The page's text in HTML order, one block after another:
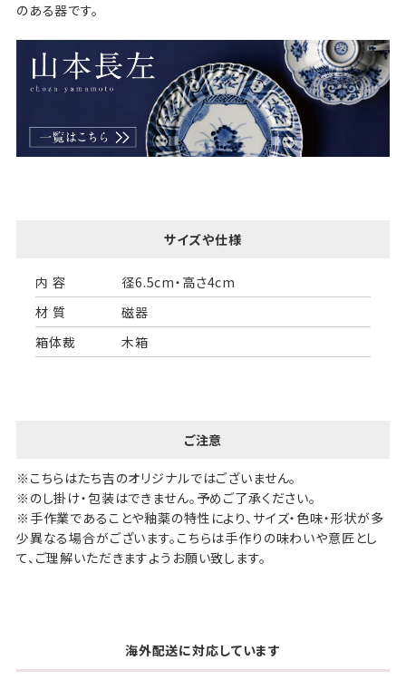
のある器です。
サイズや仕様
内 容
径6.5cm・高さ4cm
材 質
磁器
箱体裁
木箱
ご注意
※こちらはたち吉のオリジナルではございません。
※のし掛け・包装はできません。予めご了承ください。
※手作業であることや釉薬の特性により、サイズ・色味・形状が多
少異なる場合がございます。こちらは手作りの味わいや意匠とし
て、ご理解いただきますようお願い致します。
海外配送に対応しています